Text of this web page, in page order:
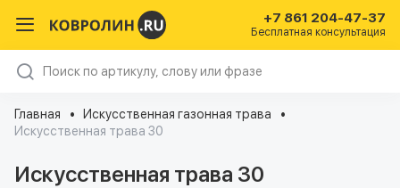
+7 861 204-47-37
Бесплатная консультация
Главная
Искусственная газонная трава
Искусственная трава 30
Искусственная трава 30